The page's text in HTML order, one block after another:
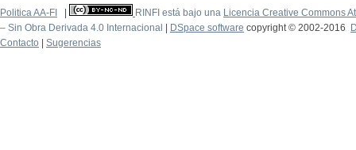
Politica AA-FI RINFI está bajo una Licencia Creative Commons
– Sin Obra Derivada 4.0 Internacional
DSpace software copyright © 2002-2016
Contacto
Sugerencias